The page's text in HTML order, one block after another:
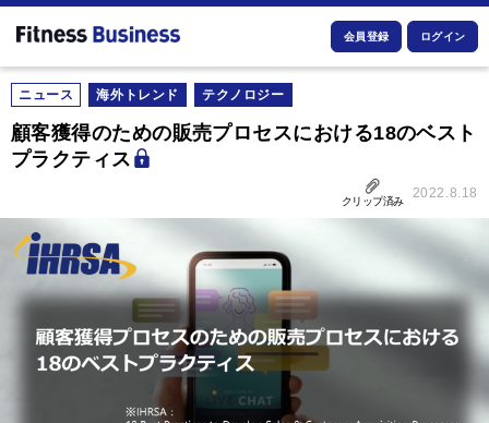
会員登録 ログイン
ニュース 海外トレンド テクノロジー
顧客獲得のための販売プロセスにおける18のベスト
プラクティス
クリップ済み
2022.8.18